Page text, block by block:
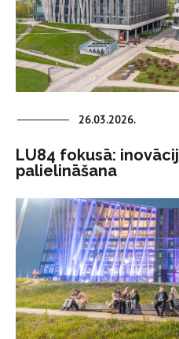
26.03.2026.
LU84 fokusā:
palielināšana